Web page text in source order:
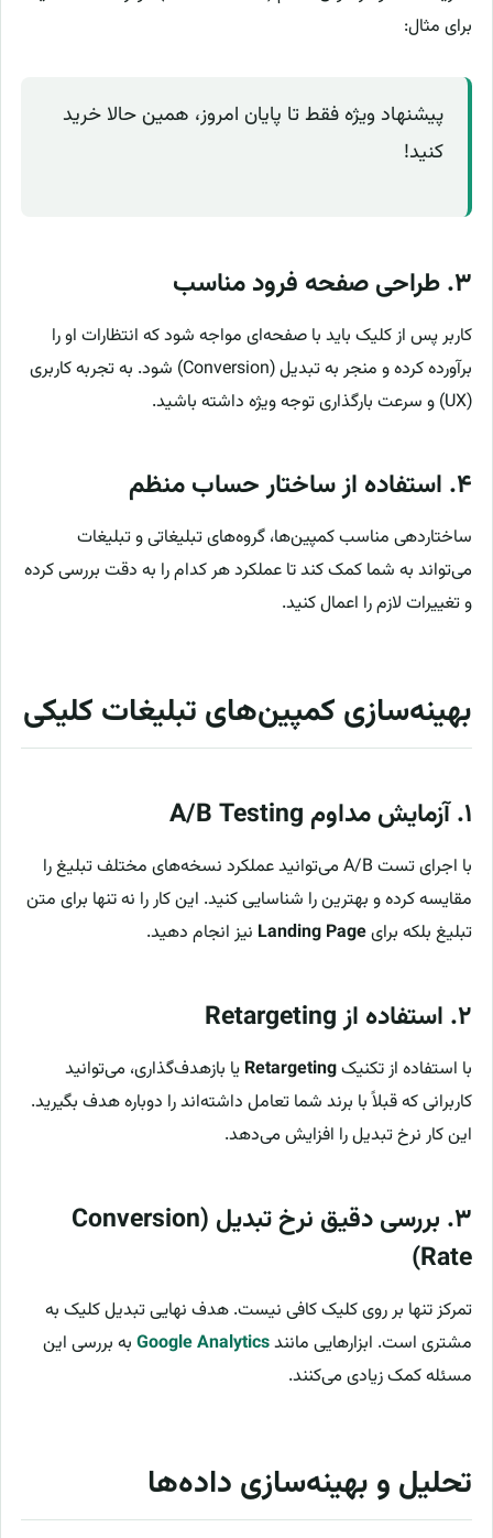
برای مثال:
پیشنهاد ویژه فقط تا پایان امروز، همین حالا خرید
کنید!
۳. طراحی صفحه فرود مناسب
کاربر پس از کلیک باید با صفحه‌ای مواجه شود که انتظارات او را
برآورده کرده و منجر به تبدیل (Conversion) شود. به تجربه کاربری
(UX) و سرعت بارگذاری توجه ویژه داشته باشید.
۴. استفاده از ساختار حساب منظم
ساختاردهی مناسب کمپین‌ها، گروه‌های تبلیغاتی و تبلیغات
می‌تواند به شما کمک کند تا عملکرد هر کدام را به دقت بررسی کرده
و تغییرات لازم را اعمال کنید.
بهینه‌سازی کمپین‌های تبلیغات کلیکی
۱. آزمایش مداوم A/B Testing
با اجرای تست A/B می‌توانید عملکرد نسخه‌های مختلف تبلیغ را
مقایسه کرده و بهترین را شناسایی کنید. این کار را نه تنها برای متن
تبلیغ بلکه برایLanding Page نیز انجام دهید.
۲. استفاده از Retargeting
با استفاده از تکنیکRetargeting یا بازهدف‌گذاری، می‌توانید
کاربرانی که قبلاً با برند شما تعامل داشته‌اند را دوباره هدف بگیرید.
این کار نرخ تبدیل را افزایش می‌دهد.
۳. بررسی دقیق نرخ تبدیل (Conversion
Rate)
تمرکز تنها بر روی کلیک کافی نیست. هدف نهایی تبدیل کلیک به
مشتری است. ابزارهایی مانندGoogle Analytics به بررسی این
مسئله کمک زیادی می‌کنند.
تحلیل و بهینه‌سازی داده‌ها